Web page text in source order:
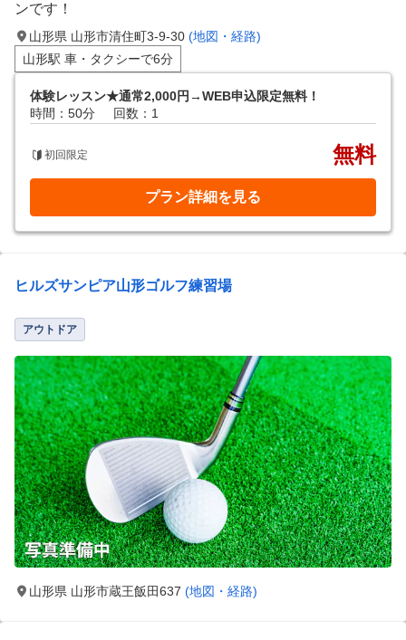
ンです！
山形県 山形市清住町3-9-30 (地図・経路)
山形駅 車・タクシーで6分
体験レッスン★通常2,000円→WEB申込限定無料！
時間：50分
回数：1
初回限定 無料
プラン詳細を見る
ヒルズサンピア山形ゴルフ練習場
アウトドア
山形県 山形市蔵王飯田637 (地図・経路)